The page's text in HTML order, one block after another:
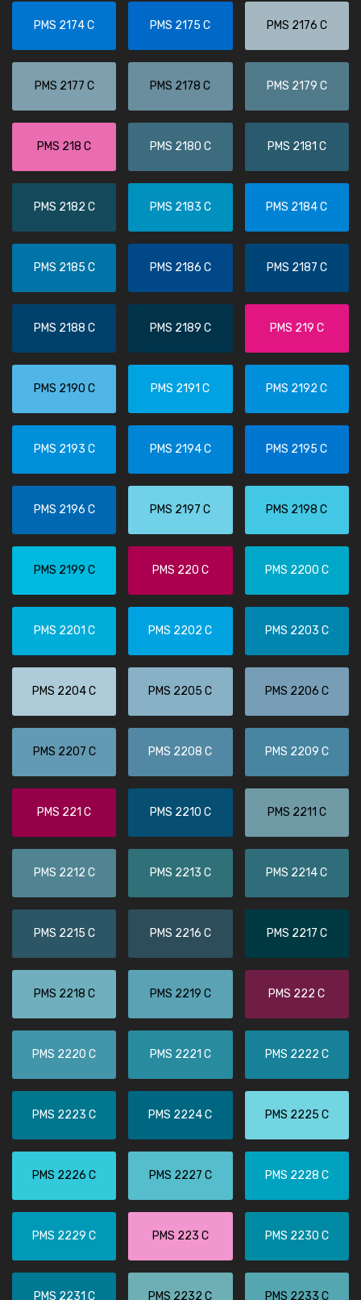
PMS 2174 C PMS 2175 C PMS 2176 C
PMS 2177 C PMS 2178 C PMS 2179 C
PMS 218 C PMS 2180 C PMS 2181 C
PMS 2182 C PMS 2183 C PMS 2184 C
PMS 2185 C PMS 2186 C PMS 2187 C
PMS 2188 C PMS 2189 C PMS 219 C
PMS 2190 C PMS 2191 C PMS 2192 C
PMS 2193 C PMS 2194 C PMS 2195 C
PMS 2196 C PMS 2197 C PMS 2198 C
PMS 2199 C PMS 220 C PMS 2200 C
PMS 2201 C PMS 2202 C PMS 2203 C
PMS 2204 C PMS 2205 C PMS 2206 C
PMS 2207 C PMS 2208 C PMS 2209 C
PMS 221 C PMS 2210 C PMS 2211 C
PMS 2212 C PMS 2213 C PMS 2214 C
PMS 2215 C PMS 2216 C PMS 2217 C
PMS 2218 C PMS 2219 C PMS 222 C
PMS 2220 C PMS 2221 C PMS 2222 C
PMS 2223 C PMS 2224 C PMS 2225 C
PMS 2226 C PMS 2227 C PMS 2228 C
PMS 2229 C PMS 223 C PMS 2230 C
PMS 2231 C PMS 2232 C PMS 2233 C